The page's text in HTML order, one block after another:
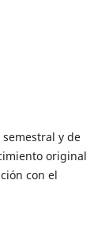
y de
original
con el